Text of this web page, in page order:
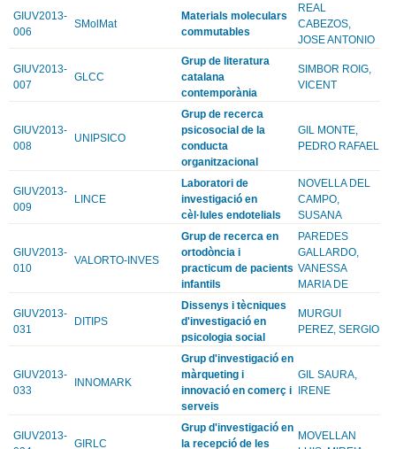
GIUV2013-
006
SMolMat
Materials moleculars
commutables
REAL
CABEZOS,
JOSE ANTONIO
GIUV2013-
007
GLCC
Grup de literatura
catalana
contemporània
SIMBOR ROIG,
VICENT
GIUV2013-
008
UNIPSICO
Grup de recerca
psicosocial de la
conducta
organitzacional
GIL MONTE,
PEDRO RAFAEL
GIUV2013-
009
LINCE
Laboratori de
investigació en
cèl·lules endotelials
NOVELLA DEL
CAMPO,
SUSANA
GIUV2013-
010
VALORTO-INVES
Grup de recerca en
ortodòncia i
practicum de pacients
infantils
PAREDES
GALLARDO,
VANESSA
MARIA DE
GIUV2013-
031
DITIPS
Dissenys i tècniques
d'investigació en
psicologia social
MURGUI
PEREZ, SERGIO
GIUV2013-
033
INNOMARK
Grup d'investigació en
màrqueting i
innovació en comerç i
serveis
GIL SAURA,
IRENE
GIUV2013-
GIRLC
Grup d'investigació en
la recepció de les
MOVELLAN